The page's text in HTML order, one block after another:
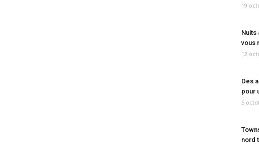
19
Nuits
vous
12
Des
pour
5
nord